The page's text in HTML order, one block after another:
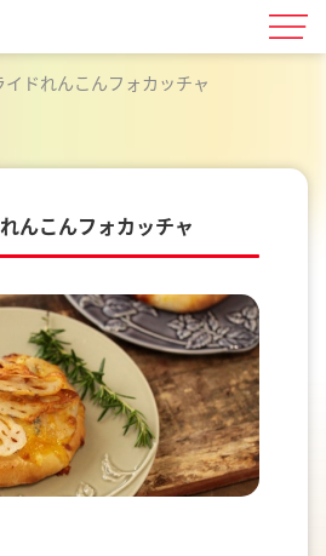
イドれんこんフォカッチャ
んこんフォカッチャ